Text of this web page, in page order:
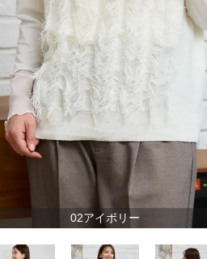
02アイボリー